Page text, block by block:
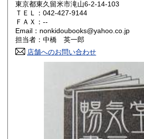
山口県 180円
香川県 180円 愛媛県
高知県
180円 長崎県
180円 大分県
180円 鹿児島県
東京都東久留米市滝山6-2-14-103
ＴＥＬ：042-427-9144
ＦＡＸ：--
Email：nonkidoubooks@yahoo.co.jp
担当者：中橋 英一郎
店舗へのお問い合わせ